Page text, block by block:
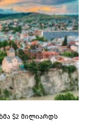
$2 მილიარდს